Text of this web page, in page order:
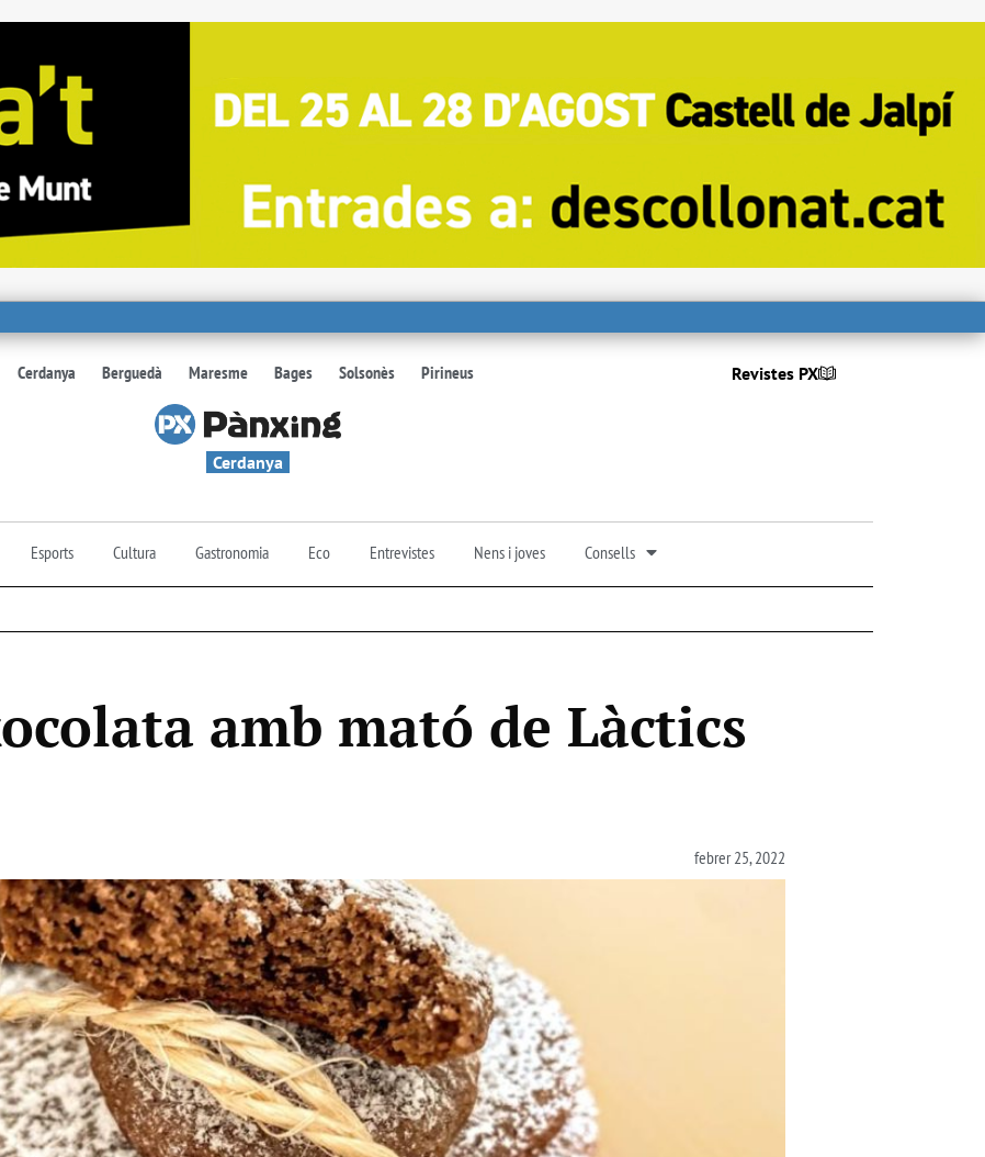
Cerdanya Berguedà Maresme Bages Solsonès Pirineus Revistes PX
Cerdanya
Esports Cultura Gastronomia Eco Entrevistes Nens i joves Consells
amb mató de Làctics
febrer 25, 2022